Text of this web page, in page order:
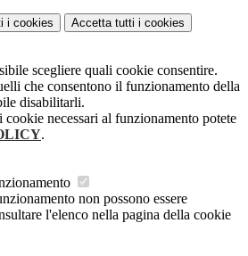
i cookies Accetta tutti i cookies
scegliere quali cookie consentire.
che consentono il funzionamento della
disabilitarli.
cookie necessari al funzionamento potete
.
non possono essere
l'elenco nella pagina della cookie